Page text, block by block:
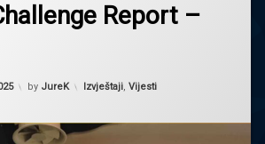
Report –
Updated on29/01/2025
by JureK Kategorije:
Izvještaji, Vijesti